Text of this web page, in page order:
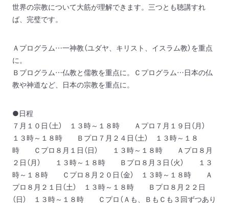
世界の宗教について大筋が理解できます。三つとも聴講すれ
ば、完璧です。
Ａプログラム…一神教（ユダヤ、キリスト、イスラム教）を重点
に。
Ｂプログラム…仏教と儒教を重点に。 Ｃプログラム…日本の仏
教や神道など、日本の宗教を重点に。
●日程
７月１０日（土） １３時～１８時 Ａプロ ７月１９日（月）
１３時～１８時 Ｂプロ ７月２４日（土） １３時～１８
時 Ｃプロ ８月１日（日） １３時～１８時 Ａプロ ８月
２日（月） １３時～１８時 Ｂプロ ８月３日（火） １３
時～１８時 Ｃプロ ８月２０日（金） １３時～１８時 Ａ
プロ ８月２１日（土） １３時～１８時 Ｂプロ ８月２２日
（日） １３時～１８時 Ｃプロ （Ａも、ＢもＣも３回ずつあり